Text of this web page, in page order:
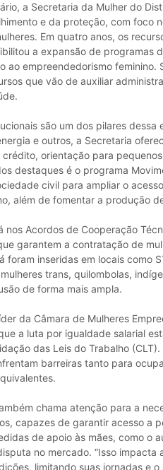
a Secretaria da Mulher do
e da proteção, com foco
Em quatro anos, os
a expansão de programas
ao empreendedorismo
que vão de auxiliar
são um dos pilares
e outros, a Secretaria
orientação para
destaques é o programa
civil para ampliar o
além de fomentar a produção
nos Acordos de Cooperação
garantem a contratação de
foram inseridas em locais como
trans, quilombolas,
de forma mais ampla.
da Câmara de Mulheres
a luta por igualdade salarial
das Leis do Trabalho
barreiras tanto para
chama atenção para a
capazes de garantir acesso a
de apoio às mães, como o
no mercado. “Isso
limitando suas jornadas e o